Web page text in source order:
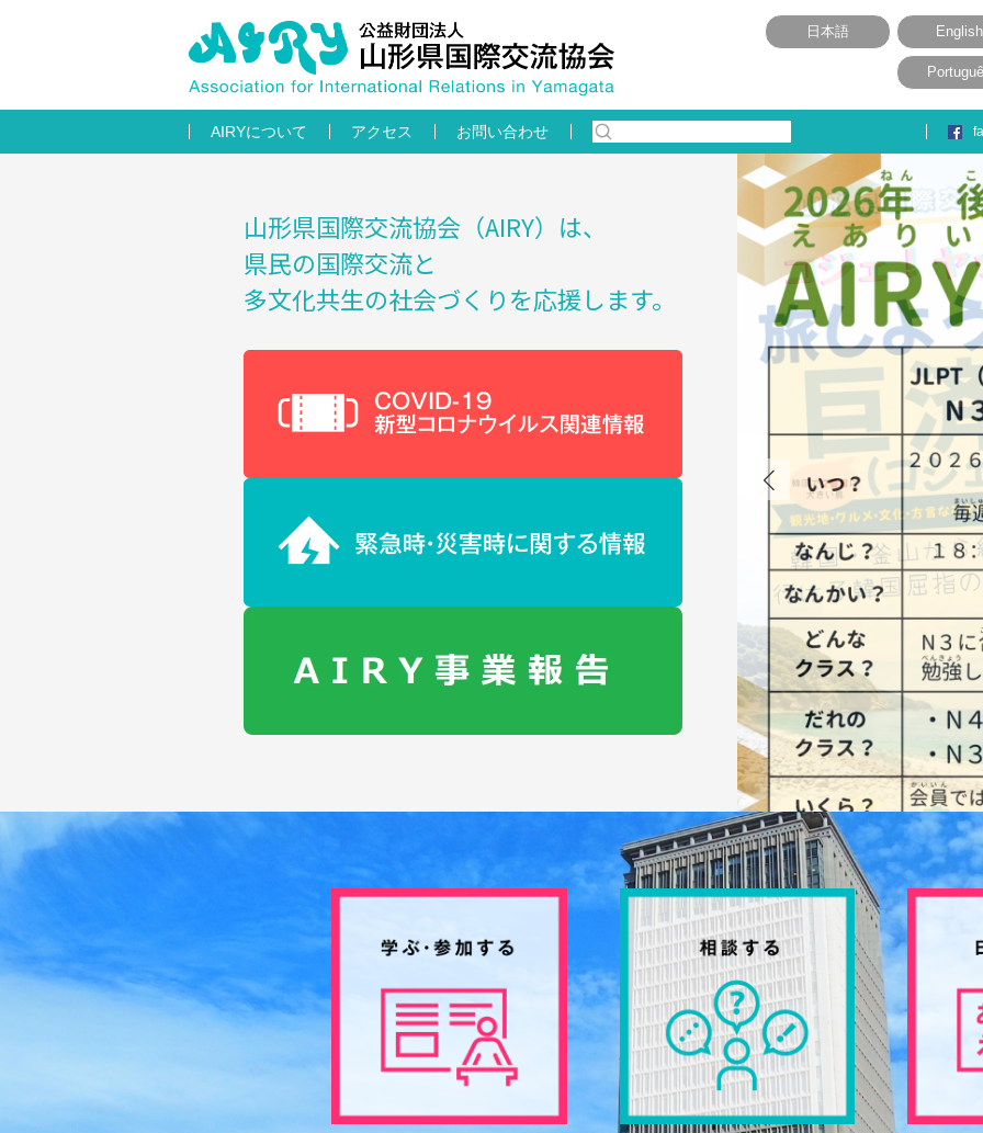
日本語 English
AIRYについて アクセス お問い合わせ
山形県国際交流協会（AIRY）は、
県民の国際交流と
多文化共生の社会づくりを応援します。